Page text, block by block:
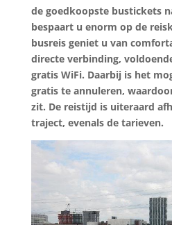
de goedkoopste bustickets
bespaart u enorm op de
busreis geniet u van
directe verbinding,
gratis WiFi. Daarbij is het
gratis te annuleren,
zit. De reistijd is uiteraard
traject, evenals de tarieven.